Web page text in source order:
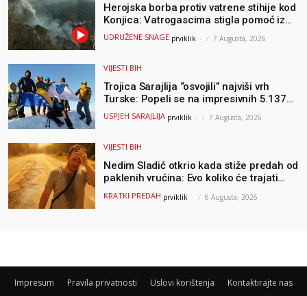
Herojska borba protiv vatrene stihije kod
Konjica: Vatrogascima stigla pomoć iz
Sarajeva, helikopteri i Air Tractori
UDRUŽENE SNAGE prviklik - 7 Augusta, 2026
VIJESTI BIH
Trojica Sarajlija “osvojili” najviši vrh
Turske: Popeli se na impresivnih 5.137
metara
USPJEH SARAJLIJA prviklik - 7 Augusta, 2026
VIJESTI BIH
Nedim Sladić otkrio kada stiže predah od
paklenih vrućina: Evo koliko će trajati
osvježenje u BiH
KRATKI PREDAH prviklik - 6 Augusta, 2026
Impresum Pravila privatnosti Uslovi korištenja Kontaktirajte nas